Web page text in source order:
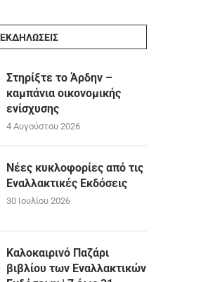
ΕΚΔΗΛΩΣΕΙΣ
Στηρίξτε το Άρδην –
καμπάνια οικονομικής
ενίσχυσης
4 Αυγούστου 2026
Νέες κυκλοφορίες από τις
Εναλλακτικές Εκδόσεις
30 Ιουλίου 2026
Καλοκαιρινό Παζάρι
βιβλίου των Εναλλακτικών